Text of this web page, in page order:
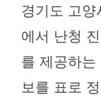
경기도 고양
에서 난청
를 제공하
보를 표로